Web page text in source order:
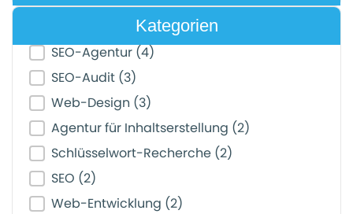
Kategorien
Post Category Filter
SEO-Agentur (4)
SEO-Audit (3)
Web-Design (3)
Agentur für Inhaltserstellung (2)
Schlüsselwort-Recherche (2)
SEO (2)
Web-Entwicklung (2)